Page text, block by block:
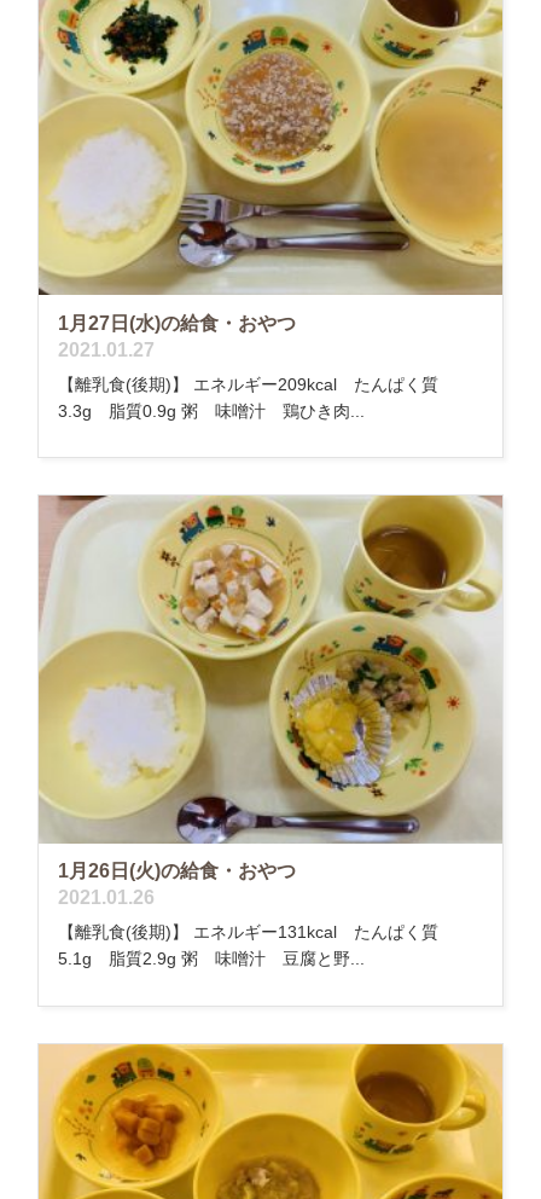
1月27日(水)の給食・おやつ
2021.01.27
【離乳食(後期)】 エネルギー209kcal たんぱく質
3.3g 脂質0.9g 粥 味噌汁 鶏ひき肉...
1月26日(火)の給食・おやつ
2021.01.26
【離乳食(後期)】 エネルギー131kcal たんぱく質
5.1g 脂質2.9g 粥 味噌汁 豆腐と野...